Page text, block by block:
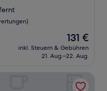
Der
Preis
beträgt
131 €
inkl. Steuern & Gebühren
21. Aug.–22. Aug.